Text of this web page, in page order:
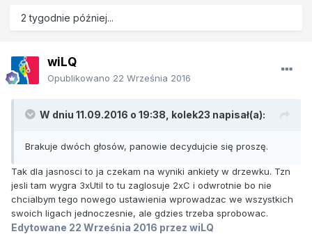
2 tygodnie później...
wiLQ
Opublikowano 22 Września 2016
W dniu 11.09.2016 o 19:38, kolek23 napisał(a):
Brakuje dwóch głosów, panowie decydujcie się proszę.
Tak dla jasnosci to ja czekam na wyniki ankiety w drzewku. Tzn
jesli tam wygra 3xUtil to tu zaglosuje 2xC i odwrotnie bo nie
chcialbym tego nowego ustawienia wprowadzac we wszystkich
swoich ligach jednoczesnie, ale gdzies trzeba sprobowac.
Edytowane 22 Września 2016 przez wiLQ